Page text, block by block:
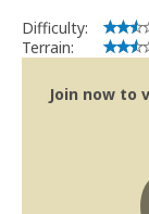
Community
Centro de
Linhas
Difficulty:
Terrain:
Join now to